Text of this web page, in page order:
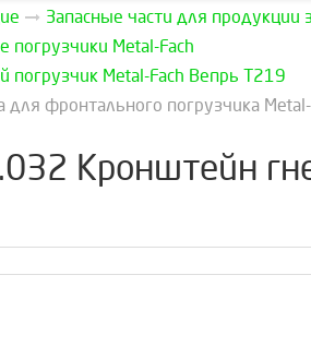
Запасные части для продукции
Metal-Fach
Metal-Fach Вепрь T219
фронтального погрузчика
Кронштейн